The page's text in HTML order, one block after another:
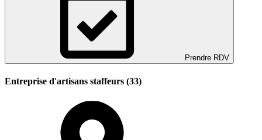
Prendre RDV
Entreprise d'artisans staffeurs (33)